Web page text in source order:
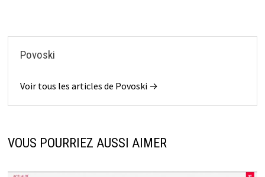
Povoski
Voir tous les articles de Povoski →
VOUS POURRIEZ AUSSI AIMER